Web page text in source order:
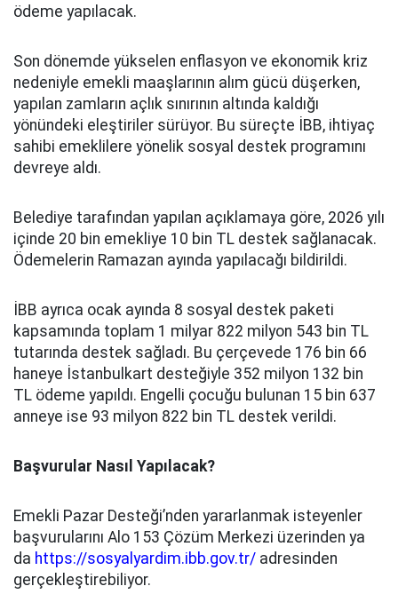
ödeme yapılacak.
Son dönemde yükselen enflasyon ve ekonomik kriz
nedeniyle emekli maaşlarının alım gücü düşerken,
yapılan zamların açlık sınırının altında kaldığı
yönündeki eleştiriler sürüyor. Bu süreçte İBB, ihtiyaç
sahibi emeklilere yönelik sosyal destek programını
devreye aldı.
Belediye tarafından yapılan açıklamaya göre, 2026 yılı
içinde 20 bin emekliye 10 bin TL destek sağlanacak.
Ödemelerin Ramazan ayında yapılacağı bildirildi.
İBB ayrıca ocak ayında 8 sosyal destek paketi
kapsamında toplam 1 milyar 822 milyon 543 bin TL
tutarında destek sağladı. Bu çerçevede 176 bin 66
haneye İstanbulkart desteğiyle 352 milyon 132 bin
TL ödeme yapıldı. Engelli çocuğu bulunan 15 bin 637
anneye ise 93 milyon 822 bin TL destek verildi.
Başvurular Nasıl Yapılacak?
Emekli Pazar Desteği’nden yararlanmak isteyenler
başvurularını Alo 153 Çözüm Merkezi üzerinden ya
da https://sosyalyardim.ibb.gov.tr/ adresinden
gerçekleştirebiliyor.